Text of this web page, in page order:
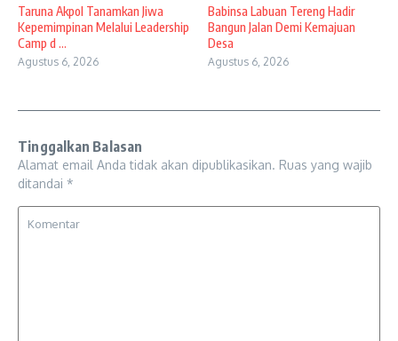
Taruna Akpol Tanamkan Jiwa
Kepemimpinan Melalui Leadership
Camp d ...
Agustus 6, 2026
Babinsa Labuan Tereng Hadir
Bangun Jalan Demi Kemajuan
Desa
Agustus 6, 2026
Tinggalkan Balasan
Alamat email Anda tidak akan dipublikasikan. Ruas yang wajib
ditandai *